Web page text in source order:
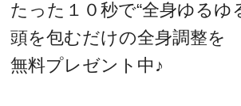
たった１０秒で“全身ゆるゆ
頭を包むだけの全身調整を
無料プレゼント中♪